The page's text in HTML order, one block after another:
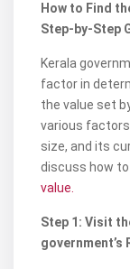
How to Find
Step-by-Step
Kerala
factor in
the value set
various
size, and its
discuss how
value.
Step 1: Visit
government’s